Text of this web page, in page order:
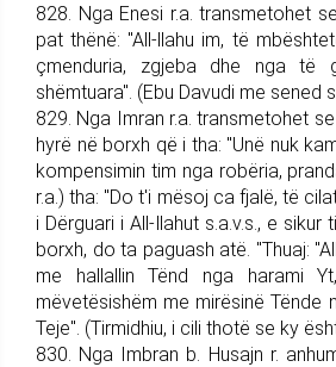
828. Nga Enesi r.a. trans­me­tohet
pat thënë: "All-llahu im, të
çmenduria, zgjeba dhe nga të
shëmtuara". (Ebu Davudi me sened
829. Nga Imran r.a. trans­me­tohet
hyrë në borxh që i tha: "Unë nuk
kompensimin tim nga robëria,
r.a.) tha: "Do t'i mësoj ca fjalë, të
i Dërguari i All-llahut s.a.v.s., e
borxh, do ta paguash atë. "Thuaj:
me hallallin Tënd nga harami
mëvetësishëm me mirësinë Tënde
Teje". (Tir­midhiu, i cili thotë se ky
830. Nga Imbran b. Husajn r.